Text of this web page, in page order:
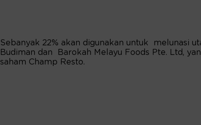
Sebanyak 22% akan digunakan untuk melunasi
Budiman dan Barokah Melayu Foods Pte. Ltd,
saham Champ Resto.